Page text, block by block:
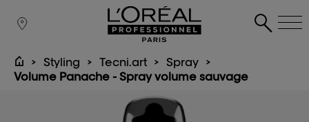
Styling Tecni.art
Spray
Volume Panache - Spray volume sauvage